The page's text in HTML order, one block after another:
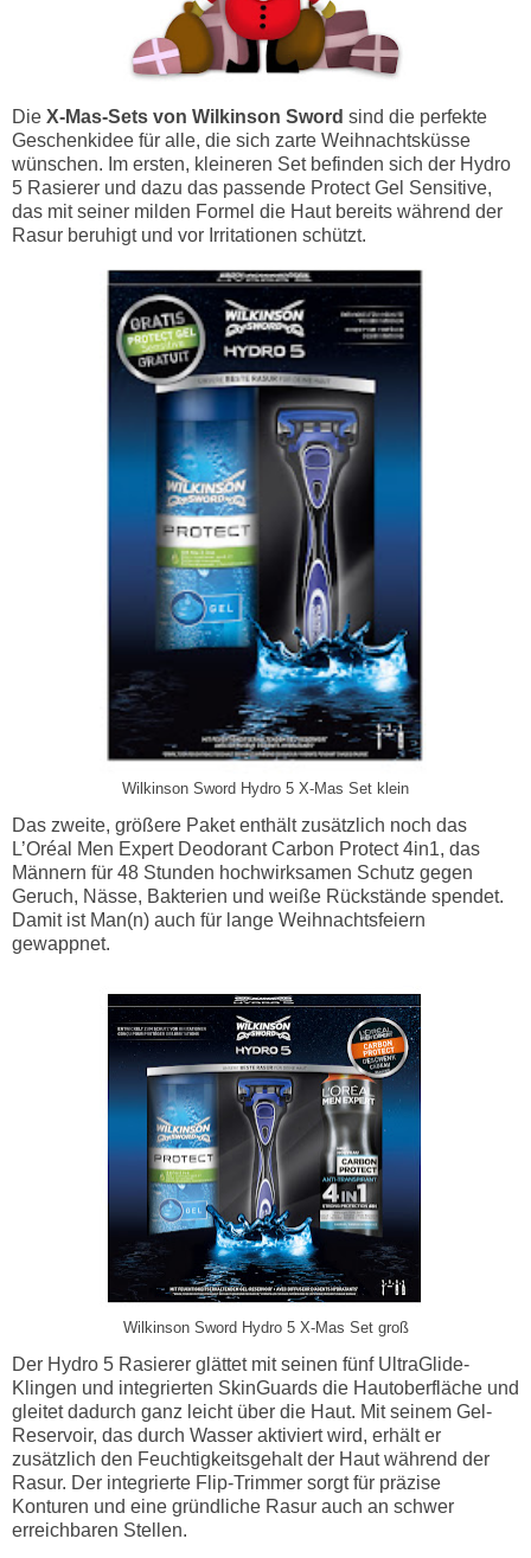
Die X-Mas-Sets von Wilkinson Sword sind die perfekte
Geschenkidee für alle, die sich zarte Weihnachtsküsse
wünschen. Im ersten, kleineren Set befinden sich der Hydro
5 Rasierer und dazu das passende Protect Gel Sensitive,
das mit seiner milden Formel die Haut bereits während der
Rasur beruhigt und vor Irritationen schützt.
Wilkinson Sword Hydro 5 X-Mas Set klein
Das zweite, größere Paket enthält zusätzlich noch das
L’Oréal Men Expert Deodorant Carbon Protect 4in1, das
Männern für 48 Stunden hochwirksamen Schutz gegen
Geruch, Nässe, Bakterien und weiße Rückstände spendet.
Damit ist Man(n) auch für lange Weihnachtsfeiern
gewappnet.
Wilkinson Sword Hydro 5 X-Mas Set groß
Der Hydro 5 Rasierer glättet mit seinen fünf UltraGlide-
Klingen und integrierten SkinGuards die Hautoberfläche und
gleitet dadurch ganz leicht über die Haut. Mit seinem Gel-
Reservoir, das durch Wasser aktiviert wird, erhält er
zusätzlich den Feuchtigkeitsgehalt der Haut während der
Rasur. Der integrierte Flip-Trimmer sorgt für präzise
Konturen und eine gründliche Rasur auch an schwer
erreichbaren Stellen.